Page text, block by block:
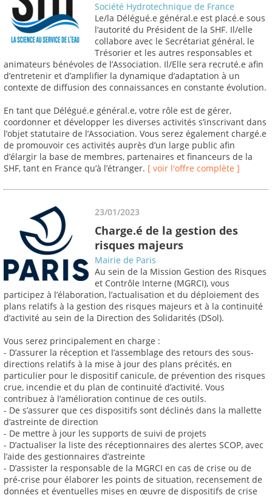
Société Hydrotechnique de France
Le/la Délégué.e général.e est placé.e sous
l’autorité du Président de la SHF. Il/elle
collabore avec le Secrétariat général, le
Trésorier et les autres responsables et
animateurs bénévoles de l’Association. Il/Elle sera recruté.e afin
d’entretenir et d’amplifier la dynamique d’adaptation à un
contexte de diffusion des connaissances en constante évolution.
En tant que Délégué.e général.e, votre rôle est de gérer,
coordonner et développer les diverses activités s’inscrivant dans
l’objet statutaire de l’Association. Vous serez également chargé.e
de promouvoir ces activités auprès d’un large public afin
d’élargir la base de membres, partenaires et financeurs de la
SHF, tant en France qu’à l’étranger. [ voir l'offre complète ]
23/01/2023
Charge.é de la gestion des
risques majeurs
Mairie de Paris
Au sein de la Mission Gestion des Risques
et Contrôle Interne (MGRCI), vous
participez à l’élaboration, l’actualisation et du déploiement des
plans relatifs à la gestion des risques majeurs et à la continuité
d’activité au sein de la Direction des Solidarités (DSol).
Vous serez principalement en charge :
- D’assurer la réception et l’assemblage des retours des sous-
directions relatifs à la mise à jour des plans précités, en
particulier pour le dispositif canicule, de prévention des risques
crue, incendie et du plan de continuité d’activité. Vous
contribuez à l’amélioration continue de ces outils.
- De s’assurer que ces dispositifs sont déclinés dans la mallette
d’astreinte de direction
- De mettre à jour les supports de suivi de projets
- D’actualiser la liste des réceptionnaires des alertes SCOP, avec
l’aide des gestionnaires d’astreinte
- D’assister la responsable de la MGRCI en cas de crise ou de
pré-crise pour élaborer les points de situation, recensement de
données et éventuelles mises en œuvre de dispositifs de crise